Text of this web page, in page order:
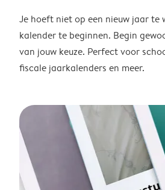
Je hoeft niet op een nieuw jaar te
kalender te beginnen. Begin
van jouw keuze. Perfect voor
fiscale jaarkalenders en meer.